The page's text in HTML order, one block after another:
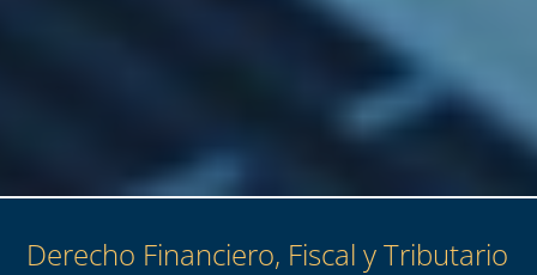
Derecho Financiero, Fiscal y Tributario